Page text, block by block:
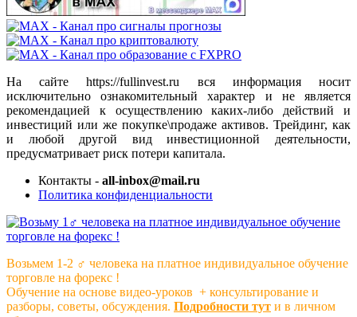
На сайте https://fullinvest.ru вся информация носит
исключительно ознакомительный характер и не является
рекомендацией к осуществлению каких-либо действий и
инвестиций или же покупке\продаже активов. Трейдинг, как
и любой другой вид инвестиционной деятельности,
предусматривает риск потери капитала.
Контакты - all-inbox@mail.ru
Политика конфиденциальности
Возьмем 1-2 ‍♂️ человека на платное индивидуальное обучение
торговле на форекс !
Обучение на основе видео-уроков ️ + консультирование и
разборы, советы, обсуждения. Подробности тут и в личном